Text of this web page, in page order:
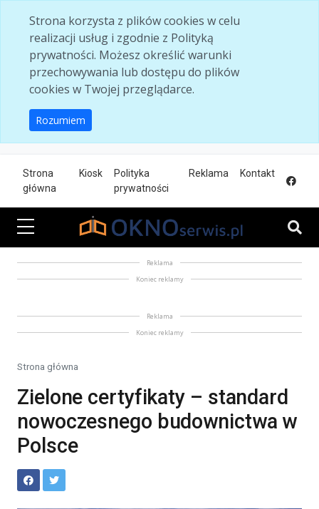
Strona korzysta z plików cookies w celu
realizacji usług i zgodnie z Polityką
prywatności. Możesz określić warunki
przechowywania lub dostępu do plików
cookies w Twojej przeglądarce.
Rozumiem
Strona
główna
Kiosk
Polityka
prywatności
Reklama Kontakt
Reklama
Koniec reklamy
Reklama
Koniec reklamy
Strona główna
Zielone certyfikaty – standard
nowoczesnego budownictwa w
Polsce